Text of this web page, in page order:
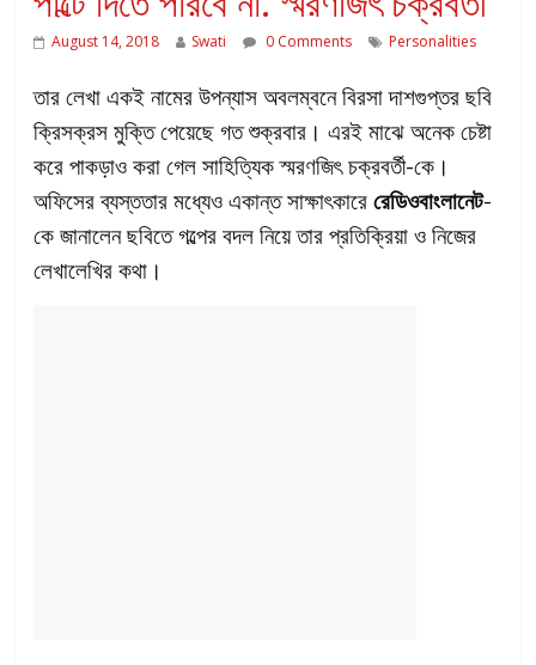
August 14, 2018 Swati 0 Comments Personalities
তার লেখা একই নামের উপন্যাস অবলম্বনে বিরসা দাশগুপ্তর ছবি
ক্রিসক্রস মুক্তি পেয়েছে গত শুক্রবার। এরই মাঝে অনেক চেষ্টা
করে পাকড়াও করা গেল সাহিত্যিক স্মরণজিৎ চক্রবর্তী-কে।
অফিসের ব্যস্ততার মধ্যেও একান্ত সাক্ষাৎকারেরেডিওবাংলানেট-
কে জানালেন ছবিতে গল্পের বদল নিয়ে তার প্রতিক্রিয়া ও নিজের
লেখালেখির কথা।